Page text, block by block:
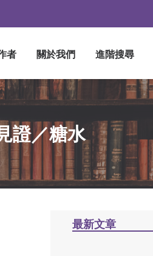
者 關於我們 進階搜尋
證／糖水
最新文章